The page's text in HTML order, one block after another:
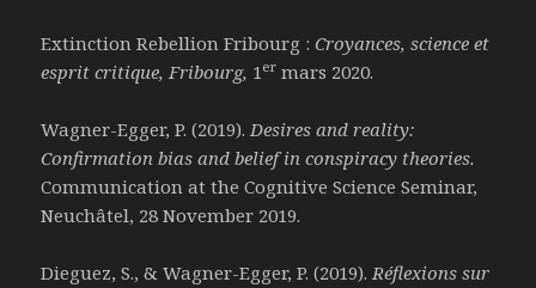
Extinction Rebellion Fribourg :Croyances, science et
esprit critique, Fribourg, 1er mars 2020.
Wagner-Egger, P. (2019). Desires and reality:
Confirmation bias and belief in conspiracy theories.
Communication at the Cognitive Science Seminar,
Neuchâtel, 28 November 2019.
Dieguez, S., & Wagner-Egger, P. (2019).Réflexions sur